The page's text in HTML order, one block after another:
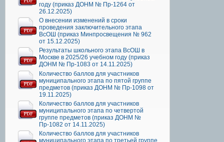
году (приказ ДОНМ № Пр-1264 от
26.12.2025)
О внесении изменений в сроки
проведения заключительного этапа
ВсОШ (приказ Минпросвещения № 962
от 15.12.2025)
Результаты школьного этапа ВсОШ в
Москве в 2025/26 учебном году (приказ
ДОНМ № Пр-1083 от 14.11.2025)
Количество баллов для участников
муниципального этапа по пятой группе
предметов (приказ ДОНМ № Пр-1098 от
19.11.2025)
Количество баллов для участников
муниципального этапа по четвертой
группе предметов (приказ ДОНМ №
Пр-1082 от 14.11.2025)
Количество баллов для участников
муниципального этапа по третьей группе